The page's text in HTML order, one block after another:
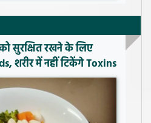
सुरक्षित रखने के लिए
शरीर में नहीं टिकेंगे Toxins